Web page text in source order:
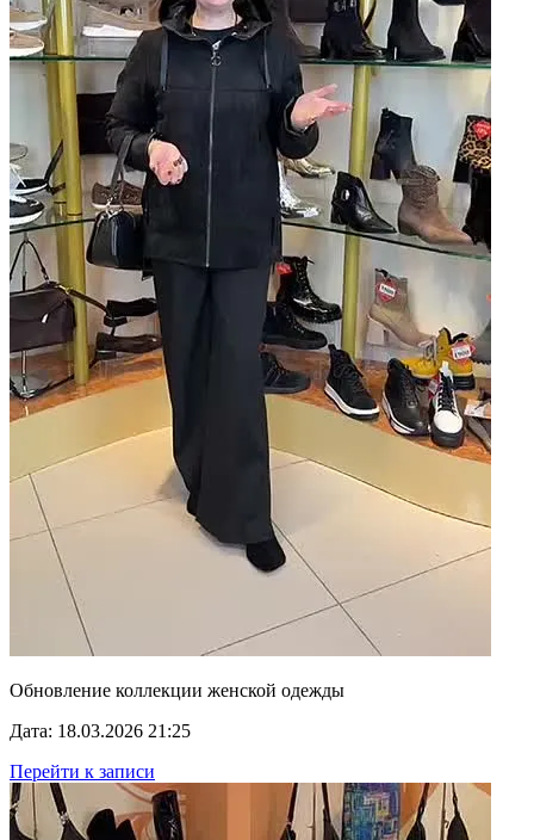
Обновление коллекции женской одежды
Дата: 18.03.2026 21:25
Перейти к записи